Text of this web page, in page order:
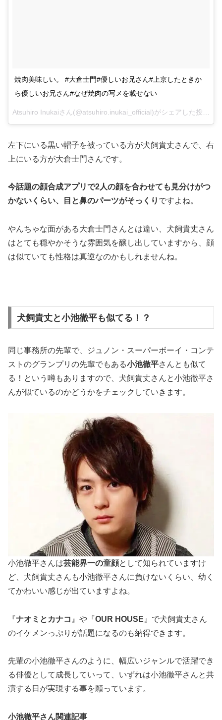
焼肉美味しい。 #大倉士門#優しいお兄さん#上京したときか
ら優しいお兄さん#なぜ焼肉の写メを載せない
左下にいる黒い帽子を被っている方が犬飼貴丈さんで、右
上にいる方が大倉士門さんです。
今話題の顔合成アプリで2人の顔を合わせても見分けがつ
かないくらい、
目と鼻のパーツがそっくり ですよね。
やんちゃな面がある大倉士門さんとは違い、犬飼貴丈さん
はとても穏やかそうな雰囲気を醸し出していますから、顔
は似ていても性格は真逆なのかもしれませんね。
犬飼貴丈と小池徹平も似てる！？
同じ事務所の先輩で、ジュノン・スーパーボーイ・コンテ
ストのグランプリの先輩でもある小池徹平さんとも似て
る！という噂もありますので、犬飼貴丈さんと小池徹平さ
んが似ているのかどうかをチェックしていきます。
小池徹平さんは芸能界一の童顔として知られていますけ
ど、犬飼貴丈さんも小池徹平さんに負けないくらい、幼く
てかわいい感じが出ていますよね。
『ナオミとカナコ 』や『OUR HOUSE 』で犬飼貴丈さん
のイケメンっぷりが話題になるのも納得できます。
先輩の小池徹平さんのように、幅広いジャンルで活躍でき
る俳優として成長していって、いずれは小池徹平さんと共
演する日が実現する事を願っています。
小池徹平さん関連記事